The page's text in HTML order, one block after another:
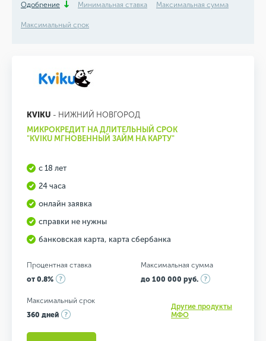
Одобрение Минимальная ставка Максимальная сумма
Максимальный срок
KVIKU - НИЖНИЙ НОВГОРОД
МИКРОКРЕДИТ НА ДЛИТЕЛЬНЫЙ СРОК
"KVIKU МГНОВЕННЫЙ ЗАЙМ НА КАРТУ"
с 18 лет
24 часа
онлайн заявка
справки не нужны
банковская карта, карта сбербанка
Процентная ставка
от 0.8%
Максимальная сумма
до 100 000 руб.
Максимальный срок
360 дней
Другие продукты
МФО